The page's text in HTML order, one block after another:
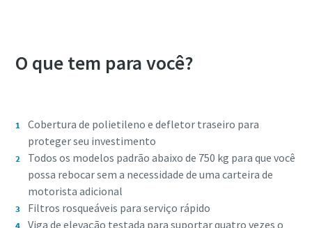
O que tem para você?
Cobertura de polietileno e defletor traseiro para
proteger seu investimento
Todos os modelos padrão abaixo de 750 kg para que você
possa rebocar sem a necessidade de uma carteira de
motorista adicional
Filtros rosqueáveis para serviço rápido
Viga de elevação testada para suportar quatro vezes o